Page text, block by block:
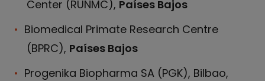
Center (RUNMC), Países Bajos
Biomedical Primate Research Centre
(BPRC), Países Bajos
Progenika Biopharma SA (PGK), Bilbao,